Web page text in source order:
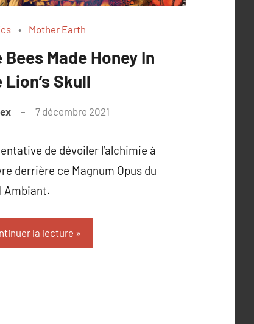
Mother Earth
Bees Made Honey In
Lion’s Skull
7 décembre 2021
de dévoiler l’alchimie à
derrière ce Magnum Opus du
Ambiant.
la lecture